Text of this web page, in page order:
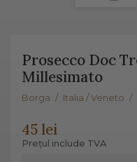
Prosecco Doc
Millesimato
Borga / Italia / Veneto /
45 lei
Prețul include TVA